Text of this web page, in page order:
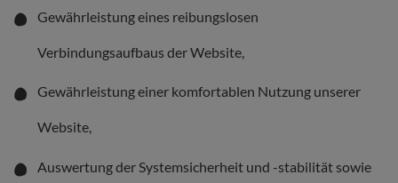
Gewährleistung eines reibungslosen
Verbindungsaufbaus der Website,
Gewährleistung einer komfortablen Nutzung unserer
Website,
Auswertung der Systemsicherheit und -stabilität sowie